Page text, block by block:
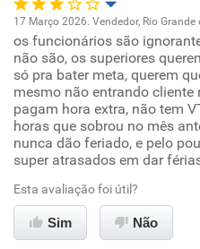
Oportunidade de promoção
Ambiente de trabalho
Conciliação com a vida
Não recomenda esta
17 Março 2026. Vendedor, Rio Grande
os funcionários são
não são, os superiores
só pra bater meta, querem
mesmo não entrando cliente
pagam hora extra, não tem
horas que sobrou no mês
nunca dão feriado, e pelo
super atrasados em dar
Esta avaliação foi útil?
Sim Não